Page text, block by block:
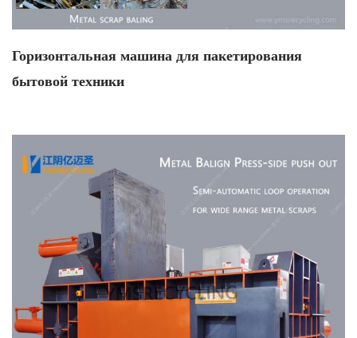
Горизонтальная машина для пакетирования
бытовой техники